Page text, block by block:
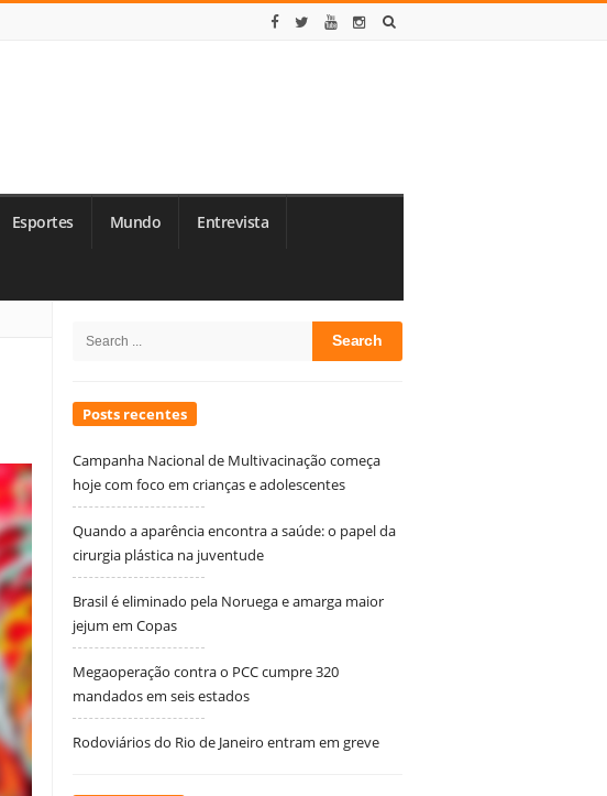
Esportes Mundo Entrevista
Sidebar
Search
Posts recentes
Campanha Nacional de Multivacinação começa
hoje com foco em crianças e adolescentes
Quando a aparência encontra a saúde: o papel da
cirurgia plástica na juventude
Brasil é eliminado pela Noruega e amarga maior
jejum em Copas
Megaoperação contra o PCC cumpre 320
mandados em seis estados
Rodoviários do Rio de Janeiro entram em greve